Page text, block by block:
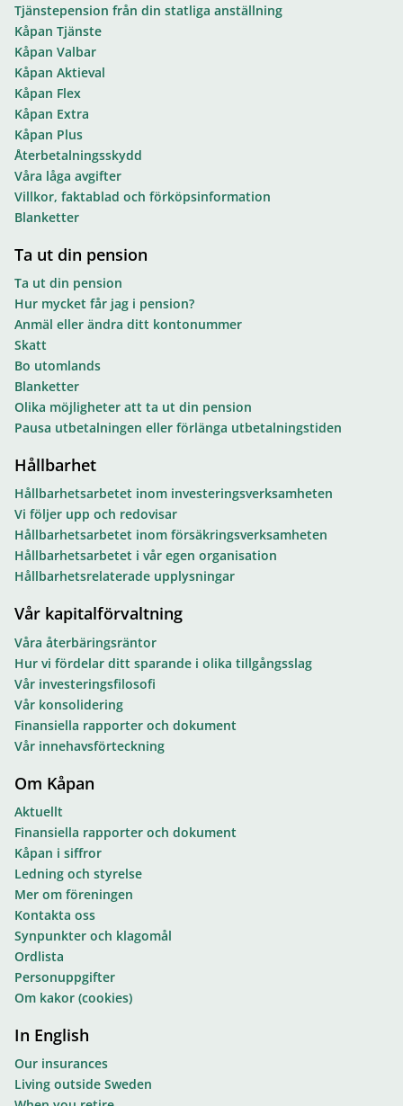
Tjänstepension från din statliga anställning
Kåpan Tjänste
Kåpan Valbar
Kåpan Aktieval
Kåpan Flex
Kåpan Extra
Kåpan Plus
Återbetalningsskydd
Våra låga avgifter
Villkor, faktablad och förköpsinformation
Blanketter
Ta ut din pension
Ta ut din pension
Hur mycket får jag i pension?
Anmäl eller ändra ditt kontonummer
Skatt
Bo utomlands
Blanketter
Olika möjligheter att ta ut din pension
Pausa utbetalningen eller förlänga utbetalningstiden
Hållbarhet
Hållbarhetsarbetet inom investeringsverksamheten
Vi följer upp och redovisar
Hållbarhetsarbetet inom försäkringsverksamheten
Hållbarhetsarbetet i vår egen organisation
Hållbarhetsrelaterade upplysningar
Vår kapitalförvaltning
Våra återbäringsräntor
Hur vi fördelar ditt sparande i olika tillgångsslag
Vår investeringsfilosofi
Vår konsolidering
Finansiella rapporter och dokument
Vår innehavsförteckning
Om Kåpan
Aktuellt
Finansiella rapporter och dokument
Kåpan i siffror
Ledning och styrelse
Mer om föreningen
Kontakta oss
Synpunkter och klagomål
Ordlista
Personuppgifter
Om kakor (cookies)
In English
Our insurances
Living outside Sweden